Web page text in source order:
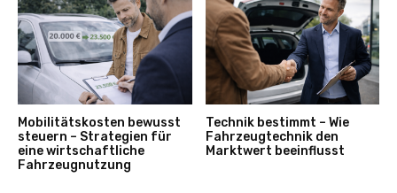
Mobilitätskosten bewusst
steuern – Strategien für
eine wirtschaftliche
Fahrzeugnutzung
Technik bestimmt – Wie
Fahrzeugtechnik den
Marktwert beeinflusst